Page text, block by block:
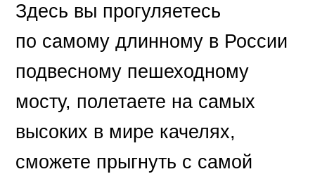
Здесь вы прогуляетесь
по самому длинному в России
подвесному пешеходному
мосту, полетаете на самых
высоких в мире качелях,
сможете прыгнуть с самой